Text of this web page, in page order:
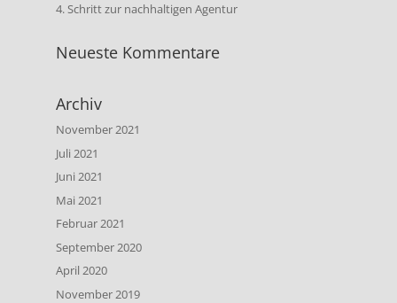
4. Schritt zur nachhaltigen Agentur
Neueste Kommentare
Archiv
November 2021
Juli 2021
Juni 2021
Mai 2021
Februar 2021
September 2020
April 2020
November 2019